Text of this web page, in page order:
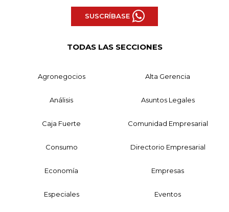
SUSCRÍBASE
TODAS LAS SECCIONES
Agronegocios Alta Gerencia
Análisis Asuntos Legales
Caja Fuerte Comunidad Empresarial
Consumo Directorio Empresarial
Economía Empresas
Especiales Eventos